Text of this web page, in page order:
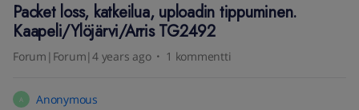
Packet loss, katkeilua, uploadin tippuminen.
Kaapeli/Ylöjärvi/Arris TG2492
Forum|Forum|4 years ago 1 kommentti
A Anonymous